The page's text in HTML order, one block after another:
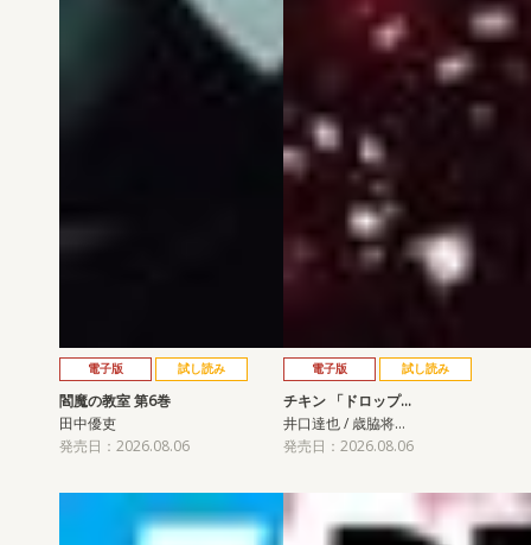
電子版 試し読み
閻魔の教室 第6巻
田中優吏
発売日：2026.08.06
電子版 試し読み
チキン 「ドロップ…
井口達也 / 歳脇将…
発売日：2026.08.06